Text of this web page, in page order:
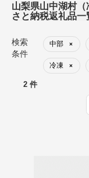
山梨県山中湖村
さと納税返礼品一
検索
条件
中部 ×
冷凍 ×
2 件